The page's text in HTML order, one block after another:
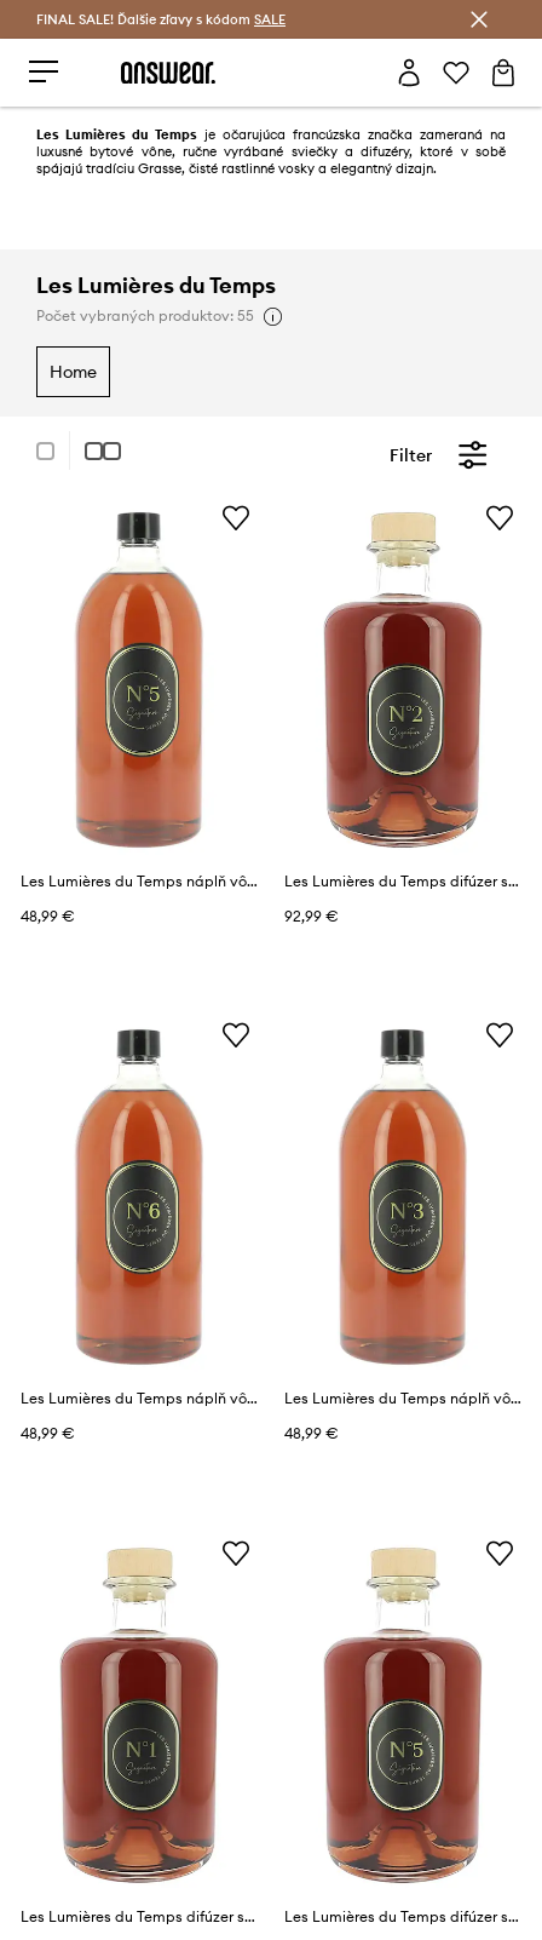
Šetrite s Answear Club >
FINAL SALE! Ďalšie zľavy s kódom SALE
Les Lumières du Temps je očarujúca francúzska značka zameraná na
luxusné bytové vône, ručne vyrábané sviečky a difuzéry, ktoré v sobě
spájajú tradíciu Grasse, čisté rastlinné vosky a elegantný dizajn.
Les Lumières du Temps
Počet vybraných produktov: 55
home
Filter
Les Lumières du Temps náplň vône 1 l
48,99 €
Les Lumières du Temps difúzer s vôňou 1 l
92,99 €
Les Lumières du Temps náplň vône 1 l
48,99 €
Les Lumières du Temps náplň vône 1 l
48,99 €
Les Lumières du Temps difúzer s vôňou 1 l
Les Lumières du Temps difúzer s vôňou 1 l